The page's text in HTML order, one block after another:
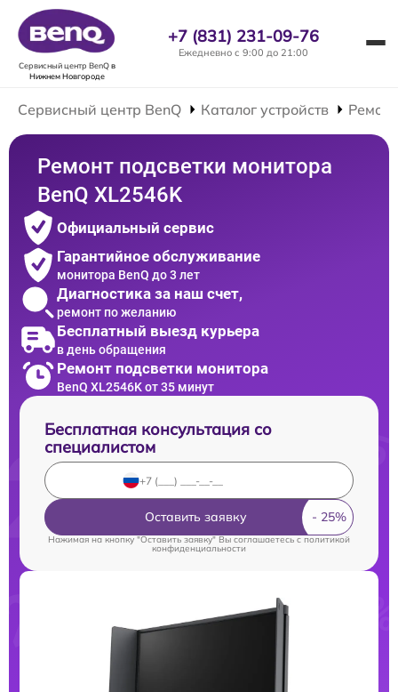
Сервисный центр BenQв
Нижнем Новгороде
+7 (831) 231-09-76
Ежедневно с 9:00 до 21:00
Сервисный центр BenQ Каталог устройств
Ремонт подсветки монитора
BenQ XL2546K
Официальный сервис
Гарантийное обслуживание
монитора BenQ до 3 лет
Диагностика за наш счет,
ремонт по желанию
Бесплатный выезд курьера
в день обращения
Ремонт подсветки монитора
BenQ XL2546K от 35 минут
Бесплатная консультация со
специалистом
Оставить заявку
Нажимая на кнопку "Оставить заявку" Вы соглашаетесь cполитикой
конфиденциальности